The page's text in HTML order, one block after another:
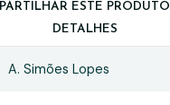
PARTILHAR ESTE PRODUTO
DETALHES
A. Simões Lopes